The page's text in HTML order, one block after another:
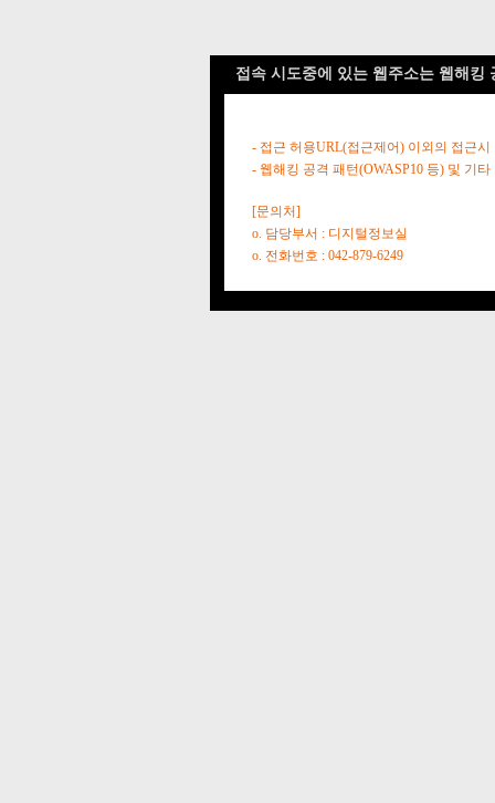
접속 시도중에 있는 웹주소는 웹해킹
- 접근 허용URL(접근제어) 이외의 접근시
- 웹해킹 공격 패턴(OWASP10 등) 및 기
[문의처]
o. 담당부서 : 디지털정보실
o. 전화번호 : 042-879-6249